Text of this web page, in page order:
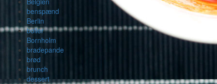
benspænd
Berlin
boller
Bornholm
bradepande
brød
brunch
dessert